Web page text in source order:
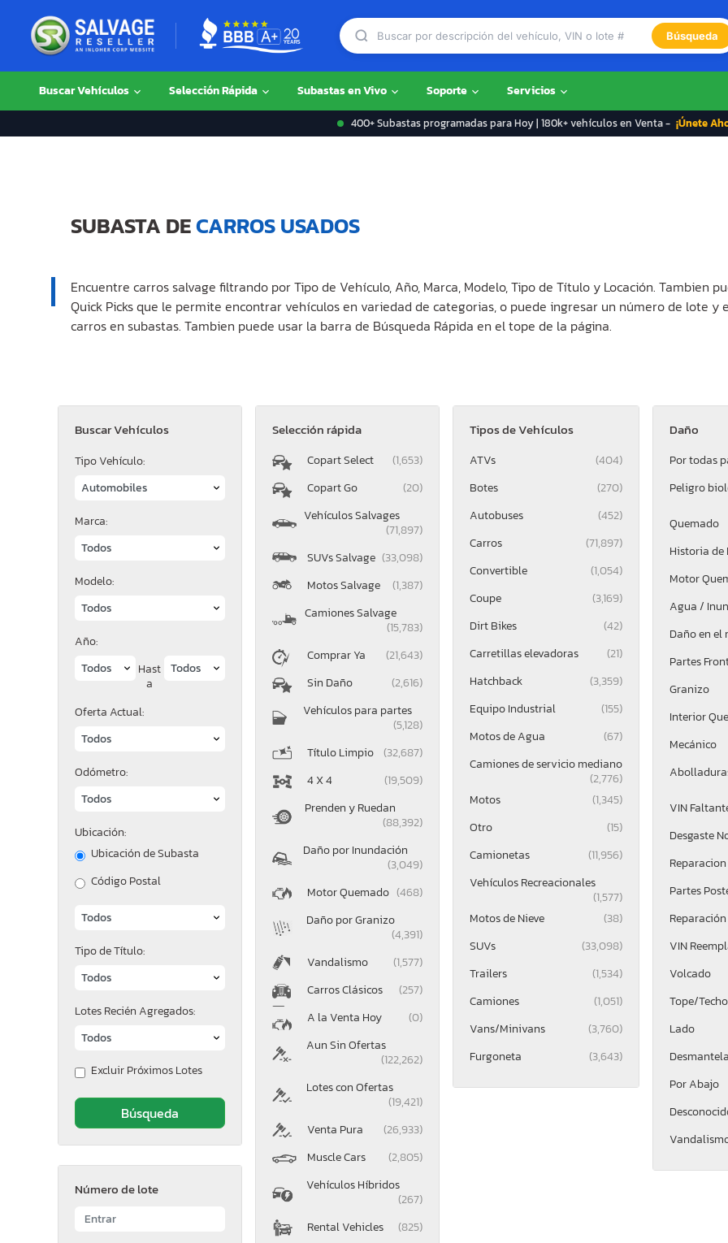
Búsqueda
Buscar Vehículos Selección Rápida Subastas en Vivo Soporte Servicios
400+ Subastas programadas para Hoy | 180k+ vehículos en Venta - ¡Únete
SUBASTA DECARROS USADOS
Encuentre carros salvage filtrando por Tipo de Vehículo, Año, Marca, Modelo, Tipo de Título y Locación. Tambien
Quick Picks que le permite encontrar vehículos en variedad de categorias, o puede ingresar un número de lote y
carros en subastas. Tambien puede usar la barra de Búsqueda Rápida en el tope de la página.
Buscar Vehículos
Tipo Vehículo:
Año:
Hast
a
Marca:
Modelo:
Oferta Actual:
Odómetro:
Ubicación:
Ubicación de Subasta
Código Postal
Tipo de Título:
Lotes Recién Agregados:
Excluir Próximos Lotes
Número de lote
Selección rápida
Copart Select
(1,653)
Copart Go
(20)
Vehículos Salvages
(71,897)
SUVs Salvage (33,098)
Motos Salvage
(1,387)
Camiones Salvage
(15,783)
Comprar Ya
(21,643)
Sin Daño
(2,616)
Vehículos para partes
(5,128)
Título Limpio (32,687)
4 X 4
(19,509)
Prenden y Ruedan
(88,392)
Daño por Inundación
(3,049)
Motor Quemado (468)
Daño por Granizo
(4,391)
Vandalismo
(1,577)
Carros Clásicos
(257)
A la Venta Hoy
(0)
Aun Sin Ofertas
(122,262)
Lotes con Ofertas
(19,421)
Venta Pura
(26,933)
Muscle Cars
(2,805)
Vehículos Híbridos
(267)
Rental Vehicles
(825)
Tipos de Vehículos
ATVs
(404)
Botes
(270)
Autobuses
(452)
Carros
(71,897)
Convertible
(1,054)
Coupe
(3,169)
Dirt Bikes
(42)
Carretillas elevadoras
(21)
Hatchback
(3,359)
Equipo Industrial
(155)
Motos de Agua
(67)
Camiones de servicio mediano
(2,776)
Motos
(1,345)
Otro
(15)
Camionetas
(11,956)
Vehículos Recreacionales
(1,577)
Motos de Nieve
(38)
SUVs
(33,098)
Trailers
(1,534)
Camiones
(1,051)
Vans/Minivans
(3,760)
Furgoneta
(3,643)
Daño
Por todas
Peligro
Quemado
Historia de
Motor
Agua /
Daño en el
Partes
Granizo
Interior
Mecánico
VIN
Desgaste
Partes
VIN
Volcado
Tope/Techo
Lado
Por Abajo